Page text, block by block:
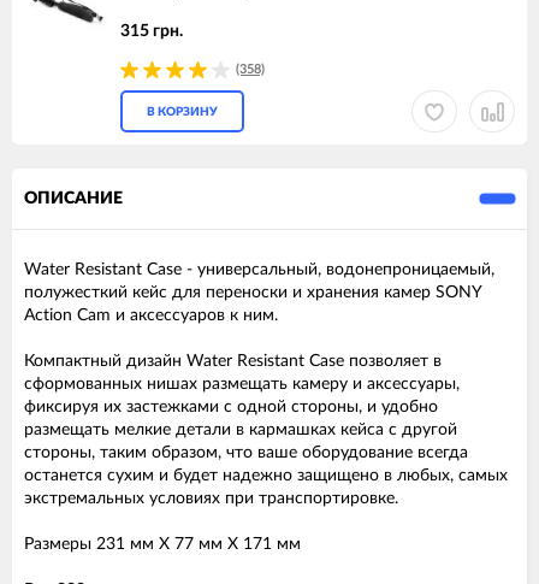
315 грн.
(358)
В КОРЗИНУ
ОПИСАНИЕ
Water Resistant Case - универсальный, водонепроницаемый,
полужесткий кейс для переноски и хранения камер SONY
Action Cam и аксессуаров к ним.
Компактный дизайн Water Resistant Case позволяет в
сформованных нишах размещать камеру и аксессуары,
фиксируя их застежками с одной стороны, и удобно
размещать мелкие детали в кармашках кейса с другой
стороны, таким образом, что ваше оборудование всегда
останется сухим и будет надежно защищено в любых, самых
экстремальных условиях при транспортировке.
Размеры 231 мм X 77 мм X 171 мм